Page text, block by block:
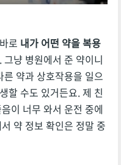
로 내가 어떤 약을 복용
그냥 병원에서 준 약이니
약과 상호작용을 일으
할 수도 있거든요. 제 친
이 너무 와서 운전 중에
약 정보 확인은 정말 중